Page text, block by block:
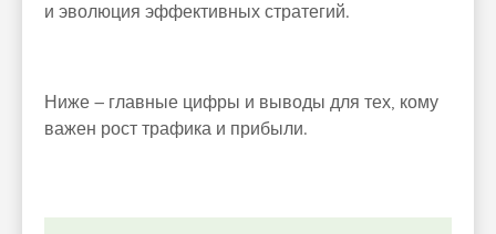
и эволюция эффективных стратегий.
Ниже – главные цифры и выводы для тех, кому
важен рост трафика и прибыли.